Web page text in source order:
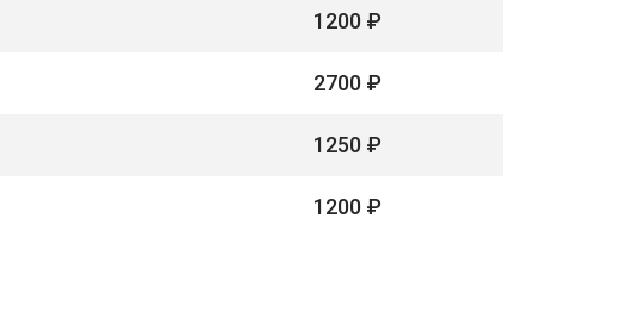
1200 ₽
2700 ₽
1250 ₽
1200 ₽